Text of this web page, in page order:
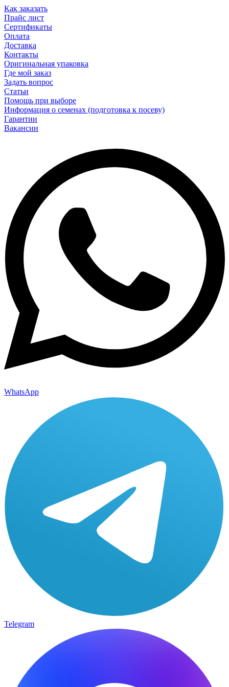
Как заказать
Прайс лист
Сертификаты
Оплата
Доставка
Контакты
Оригинальная упаковка
Где мой заказ
Задать вопрос
Статьи
Помощь при выборе
Информация о семенах (подготовка к посеву)
Гарантии
Вакансии
WhatsApp
Telegram